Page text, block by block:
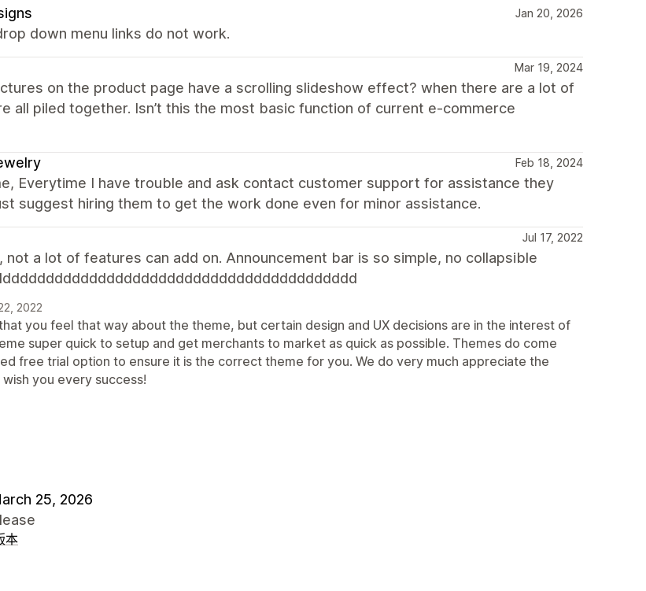
Jan 20, 2026
down menu links do not work.
Mar 19, 2024
on the product page have a scrolling slideshow effect? when there are a lot of
all piled together. Isn’t this the most basic function of current e-commerce
Feb 18, 2024
Everytime I have trouble and ask contact customer support for assistance they
suggest hiring them to get the work done even for minor assistance.
Jul 17, 2022
not a lot of features can add on. Announcement bar is so simple, no collapsible
2022
you feel that way about the theme, but certain design and UX decisions are in the interest of
super quick to setup and get merchants to market as quick as possible. Themes do come
free trial option to ensure it is the correct theme for you. We do very much appreciate the
you every success!
25, 2026
本